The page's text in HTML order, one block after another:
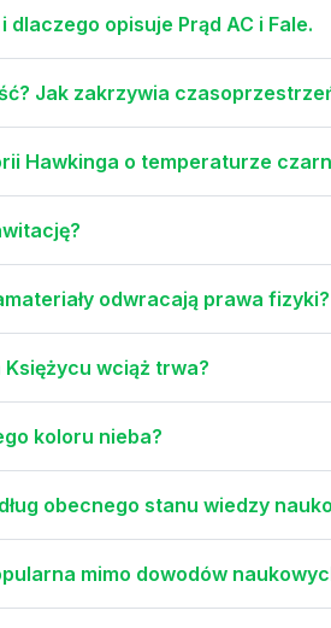
opisuje Prąd AC i Fale.
Jak zakrzywia
Hawkinga o temperaturze
odwracają prawa fizyki?
Księżycu wciąż trwa?
koloru nieba?
obecnego stanu wiedzy
mimo dowodów